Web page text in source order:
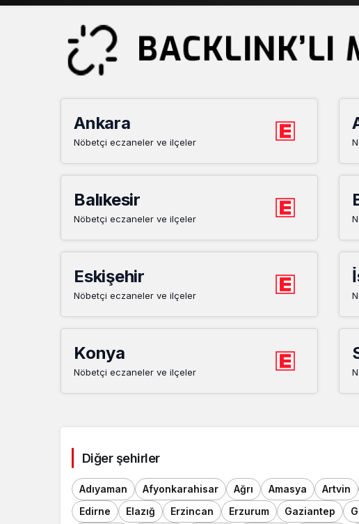
Ankara
Nöbetçi eczaneler ve ilçeler
Balıkesir
Nöbetçi eczaneler ve ilçeler
Eskişehir
Nöbetçi eczaneler ve ilçeler
Konya
Nöbetçi eczaneler ve ilçeler
Diğer şehirler
Adıyaman Afyonkarahisar Ağrı Amasya Artvin
Edirne
Elazığ Erzincan Erzurum Gaziantep